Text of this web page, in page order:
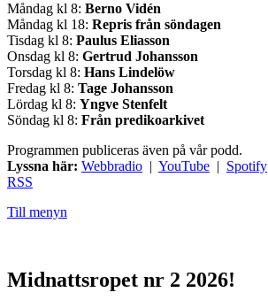
Måndag kl 8: Berno Vidén
Måndag kl 18: Repris från söndagen
Tisdag kl 8: Paulus Eliasson
Onsdag kl 8: Gertrud Johansson
Torsdag kl 8: Hans Lindelöw
Fredag kl 8: Tage Johansson
Lördag kl 8: Yngve Stenfelt
Söndag kl 8: Från predikoarkivet
Programmen publiceras även på vår podd.
Lyssna här: Webbradio | YouTube | Spotify
RSS
Till menyn
Midnattsropet nr 2 2026!